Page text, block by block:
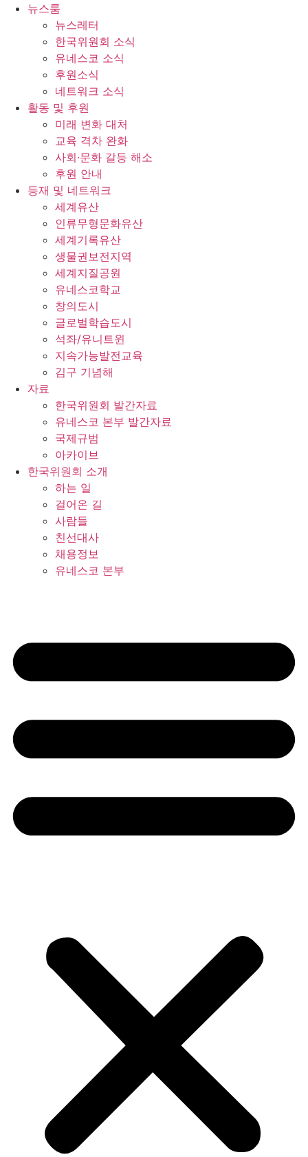
뉴스룸
뉴스레터
한국위원회 소식
유네스코 소식
후원소식
네트워크 소식
활동 및 후원
미래 변화 대처
교육 격차 완화
사회∙문화 갈등 해소
후원 안내
등재 및 네트워크
세계유산
인류무형문화유산
세계기록유산
생물권보전지역
세계지질공원
유네스코학교
창의도시
글로벌학습도시
석좌/유니트윈
지속가능발전교육
김구 기념해
자료
한국위원회 발간자료
유네스코 본부 발간자료
국제규범
아카이브
한국위원회 소개
하는 일
걸어온 길
사람들
친선대사
채용정보
유네스코 본부